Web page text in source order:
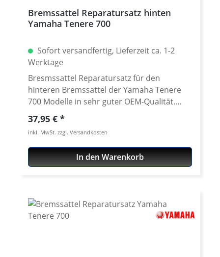
Bremssattel Reparatursatz hinten
Yamaha Tenere 700
Sofort versandfertig, Lieferzeit ca. 1-2
Werktage
Bresmssattel Reparatursatz für den
hinteren Bremssattel der Yamaha Tenere
700 Modelle in sehr guter OEM-Qualität.
Qualitativ absolut mit dem Original
vergleichbar. Enthält alle für eine Reparatur
notwendigen Teile. Das Kit enthält: · 1
Staubdichtunge · 1 Druckdichtunge · 2
Gummimanschetten · 2 Kupfer
·Yamaha Tenere 700 Rally ab 2020
Regulärer Preis:
37,95 €
inkl. MwSt. zzgl. Versandkosten
In den Warenkorb